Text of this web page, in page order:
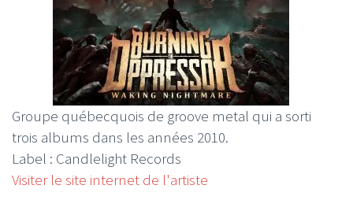
Groupe québecquois de groove metal qui a sorti
trois albums dans les années 2010.
Label : Candlelight Records
Visiter le site internet de l'artiste